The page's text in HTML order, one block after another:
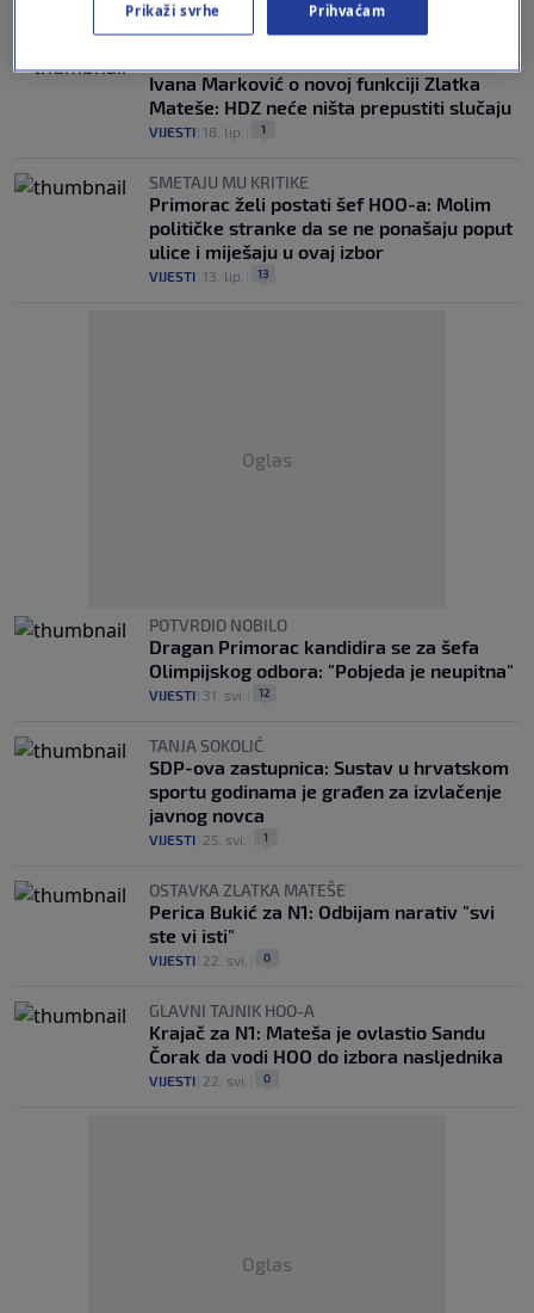
VIJESTI| 18. lip.
Ivana Marković o novoj funkciji Zlatka
Mateše: HDZ neće ništa prepustiti slučaju
VIJESTI 18. lip. 1
SMETAJU MU KRITIKE
Primorac želi postati šef HOO-a: Molim
političke stranke da se ne ponašaju poput
ulice i miješaju u ovaj izbor
VIJESTI 13. lip. 13
Oglas
POTVRDIO NOBILO
Dragan Primorac kandidira se za šefa
Olimpijskog odbora: "Pobjeda je neupitna"
VIJESTI 31. svi. 12
TANJA SOKOLIĆ
SDP-ova zastupnica: Sustav u hrvatskom
sportu godinama je građen za izvlačenje
javnog novca
VIJESTI 25. svi. 1
OSTAVKA ZLATKA MATEŠE
Perica Bukić za N1: Odbijam narativ "svi
ste vi isti"
VIJESTI 22. svi. 0
GLAVNI TAJNIK HOO-A
Krajač za N1: Mateša je ovlastio Sandu
Čorak da vodi HOO do izbora nasljednika
VIJESTI 22. svi. 0
Oglas
Prikaži svrhe Prihvaćam